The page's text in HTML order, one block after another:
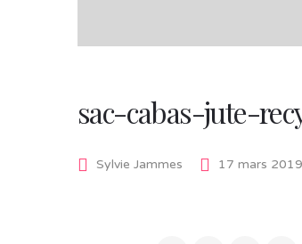
sac-cabas-jute-
Sylvie Jammes 17 mars 2019